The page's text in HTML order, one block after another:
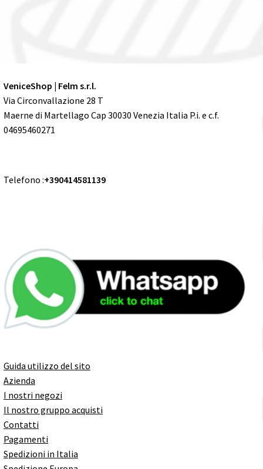
VeniceShop | Felm s.r.l.
Via Circonvallazione 28 T
Maerne di Martellago Cap 30030 Venezia Italia P.i. e c.f.
04695460271
Telefono :+390414581139
Guida utilizzo del sito
Azienda
I nostri negozi
Il nostro gruppo acquisti
Contatti
Pagamenti
Spedizioni in Italia